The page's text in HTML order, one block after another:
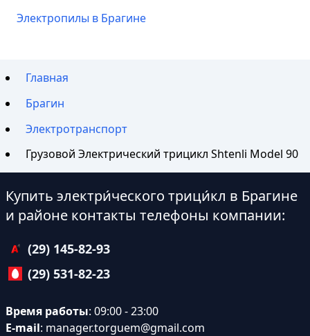
Электропилы в Брагине
Главная
Брагин
Электротранспорт
Грузовой Электрический трицикл Shtenli Model 90
Купить электри́ческого трици́кл в Брагине
и районе контакты телефоны компании:
(29) 145-82-93
(29) 531-82-23
Время работы: 09:00 - 23:00
E-mail: manager.torguem@gmail.com